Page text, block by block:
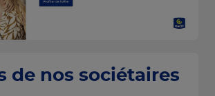
de nos sociétaires